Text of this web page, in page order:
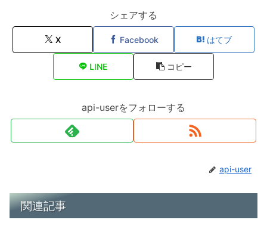
シェアする
X Facebook はてブ
LINE コピー
api-userをフォローする
api-user
関連記事